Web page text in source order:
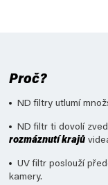
Proč?
ND filtry utlumí
ND filtr ti dovolí
rozmáznutí krajů
UV filtr poslouží
kamery.